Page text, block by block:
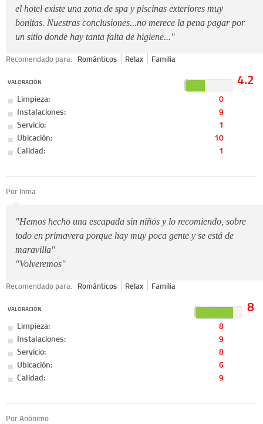
el hotel existe una zona de spa y piscinas exteriores muy
bonitas. Nuestras conclusiones...no merece la pena pagar por
un sitio donde hay tanta falta de higiene..."
Recomendado para: Románticos Relax Familia
VALORACIÓN 4.2
Limpieza:
0
Instalaciones:
9
Servicio:
1
Ubicación:
10
Calidad:
1
Por Inma
"Hemos hecho una escapada sin niños y lo recomiendo, sobre
todo en primavera porque hay muy poca gente y se está de
maravilla"
"Volveremos"
Recomendado para: Románticos Relax Familia
VALORACIÓN 8
Limpieza:
8
Instalaciones:
9
Servicio:
8
Ubicación:
6
Calidad:
9
Por Anónimo